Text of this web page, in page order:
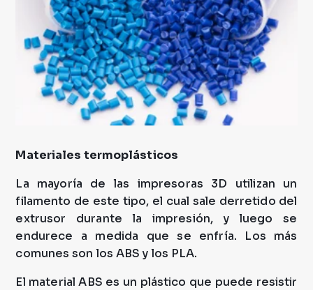
Materiales termoplásticos
La mayoría de las impresoras 3D utilizan un
filamento de este tipo, el cual sale derretido del
extrusor durante la impresión, y luego se
endurece a medida que se enfría. Los más
comunes son los ABS y los PLA.
El material ABS es un plástico que puede resistir